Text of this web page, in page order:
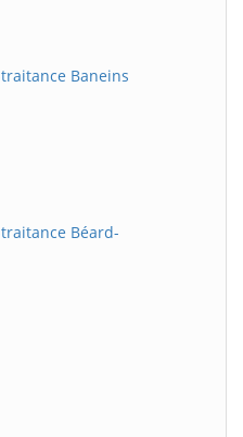
Baneins
Béard-